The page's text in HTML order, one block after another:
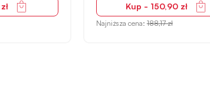
zł Kup - 150,90 zł
Najniższa cena:188,17 zł